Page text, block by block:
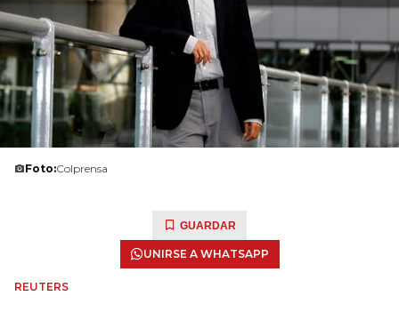
Foto:Colprensa
GUARDAR
UNIRSE A WHATSAPP
REUTERS